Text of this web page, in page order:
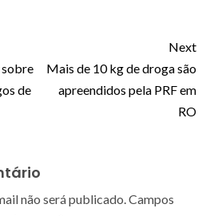
sobre
de
Next
Mais de 10 kg de droga são
apreendidos pela PRF em
RO
não será publicado.Campos